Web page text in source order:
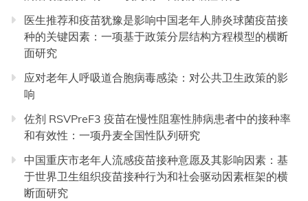
医生推荐和疫苗犹豫是影响中国老年人肺炎球菌疫苗接
种的关键因素：一项基于政策分层结构方程模型的横断
面研究
应对老年人呼吸道合胞病毒感染：对公共卫生政策的影
响
佐剂 RSVPreF3 疫苗在慢性阻塞性肺病患者中的接种率
和有效性：一项丹麦全国性队列研究
中国重庆市老年人流感疫苗接种意愿及其影响因素：基
于世界卫生组织疫苗接种行为和社会驱动因素框架的横
断面研究